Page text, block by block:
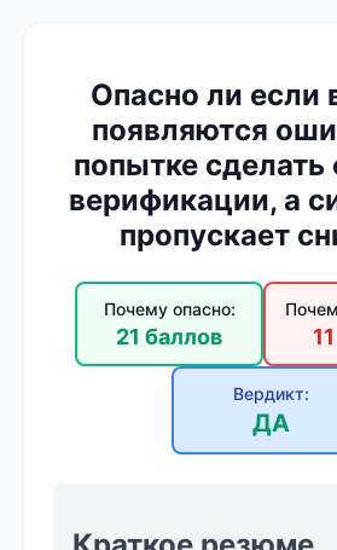
Опасно ли если
появляются
попытке сделать
верификации, а
пропускает
Почему опасно:
21 баллов
Вердикт:
ДА